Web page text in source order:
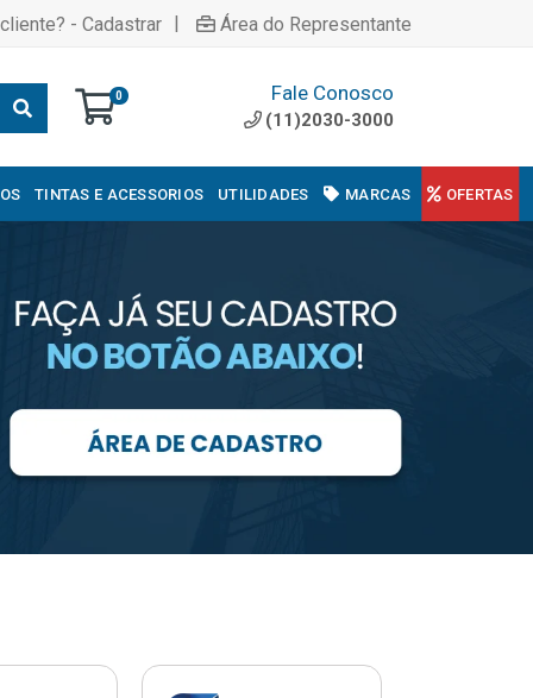
- Cadastrar | Área do Representante
0 Fale Conosco
(11)2030-3000
TINTAS E ACESSORIOS UTILIDADES MARCAS OFERTAS